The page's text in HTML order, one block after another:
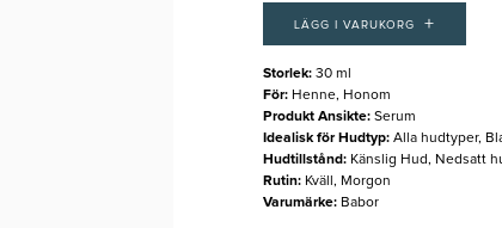
LÄGG I VARUKORG +
Storlek: 30 ml
För: Henne, Honom
Produkt Ansikte: Serum
Idealisk för Hudtyp: Alla hudtyper,
Hudtillstånd: Känslig Hud, Nedsatt
Rutin: Kväll, Morgon
Varumärke: Babor